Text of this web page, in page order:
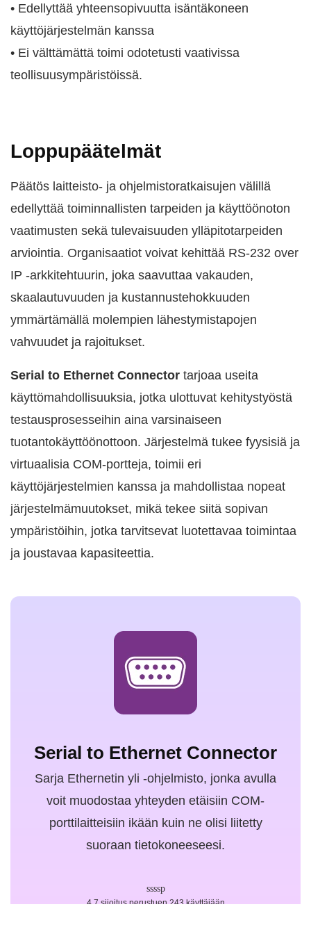
• Edellyttää yhteensopivuutta isäntäkoneen
käyttöjärjestelmän kanssa
• Ei välttämättä toimi odotetusti vaativissa
teollisuusympäristöissä.
Loppupäätelmät
Päätös laitteisto- ja ohjelmistoratkaisujen välillä
edellyttää toiminnallisten tarpeiden ja käyttöönoton
vaatimusten sekä tulevaisuuden ylläpitotarpeiden
arviointia. Organisaatiot voivat kehittää RS-232 over
IP -arkkitehtuurin, joka saavuttaa vakauden,
skaalautuvuuden ja kustannustehokkuuden
ymmärtämällä molempien lähestymistapojen
vahvuudet ja rajoitukset.
Serial to Ethernet Connector tarjoaa useita
käyttömahdollisuuksia, jotka ulottuvat kehitystyöstä
testausprosesseihin aina varsinaiseen
tuotantokäyttöönottoon. Järjestelmä tukee fyysisiä ja
virtuaalisia COM-portteja, toimii eri
käyttöjärjestelmien kanssa ja mahdollistaa nopeat
järjestelmämuutokset, mikä tekee siitä sopivan
ympäristöihin, jotka tarvitsevat luotettavaa toimintaa
ja joustavaa kapasiteettia.
Serial to Ethernet Connector
Sarja Ethernetin yli -ohjelmisto, jonka avulla
voit muodostaa yhteyden etäisiin COM-
porttilaitteisiin ikään kuin ne olisi liitetty
suoraan tietokoneeseesi.
4.7 sijoitus perustuen 243 käyttäjään